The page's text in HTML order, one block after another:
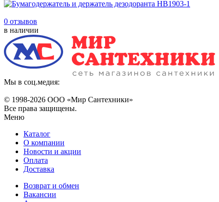
0 отзывов
в наличии
Мы в соц.медия:
© 1998-2026 ООО «Мир Сантехники»
Все права защищены.
Меню
Каталог
О компании
Новости и акции
Оплата
Доставка
Возврат и обмен
Вакансии